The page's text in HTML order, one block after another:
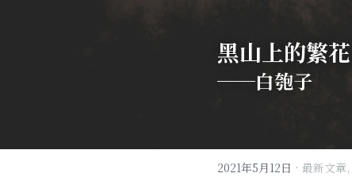
黑山上的繁花
──白匏子
2021年5月12日 · 最新文章,